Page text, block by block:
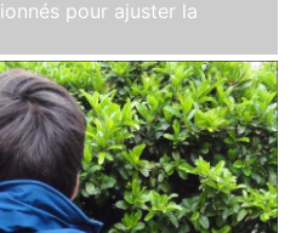
pour ajuster la